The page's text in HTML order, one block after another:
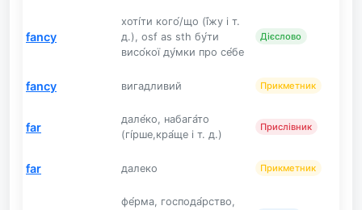
fancy
хоті́ти кого́/що (ї́жу і т.
д.), osf as sth бу́ти
висо́кої ду́мки про се́бе
Дієслово
fancy вигадливий Прикметник
far
дале́ко, набага́то
(гі́рше,кра́ще і т. д.)
Прислівник
far далеко Прикметник
фе́рма, господа́рство,